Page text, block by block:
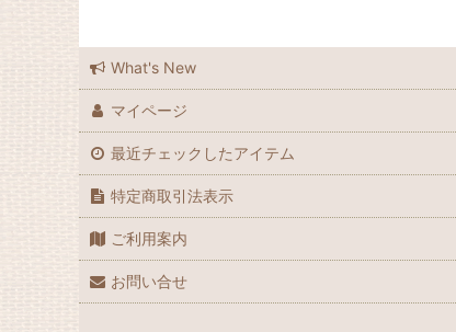
What's New
マイページ
最近チェックしたアイテム
特定商取引法表示
ご利用案内
お問い合せ